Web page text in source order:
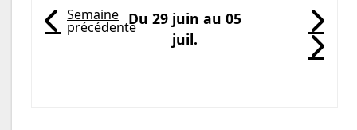
Semaine
précédente
( Du 2026-06-22 au 05-07-
Du 29 juin au 05
juil.
(
(